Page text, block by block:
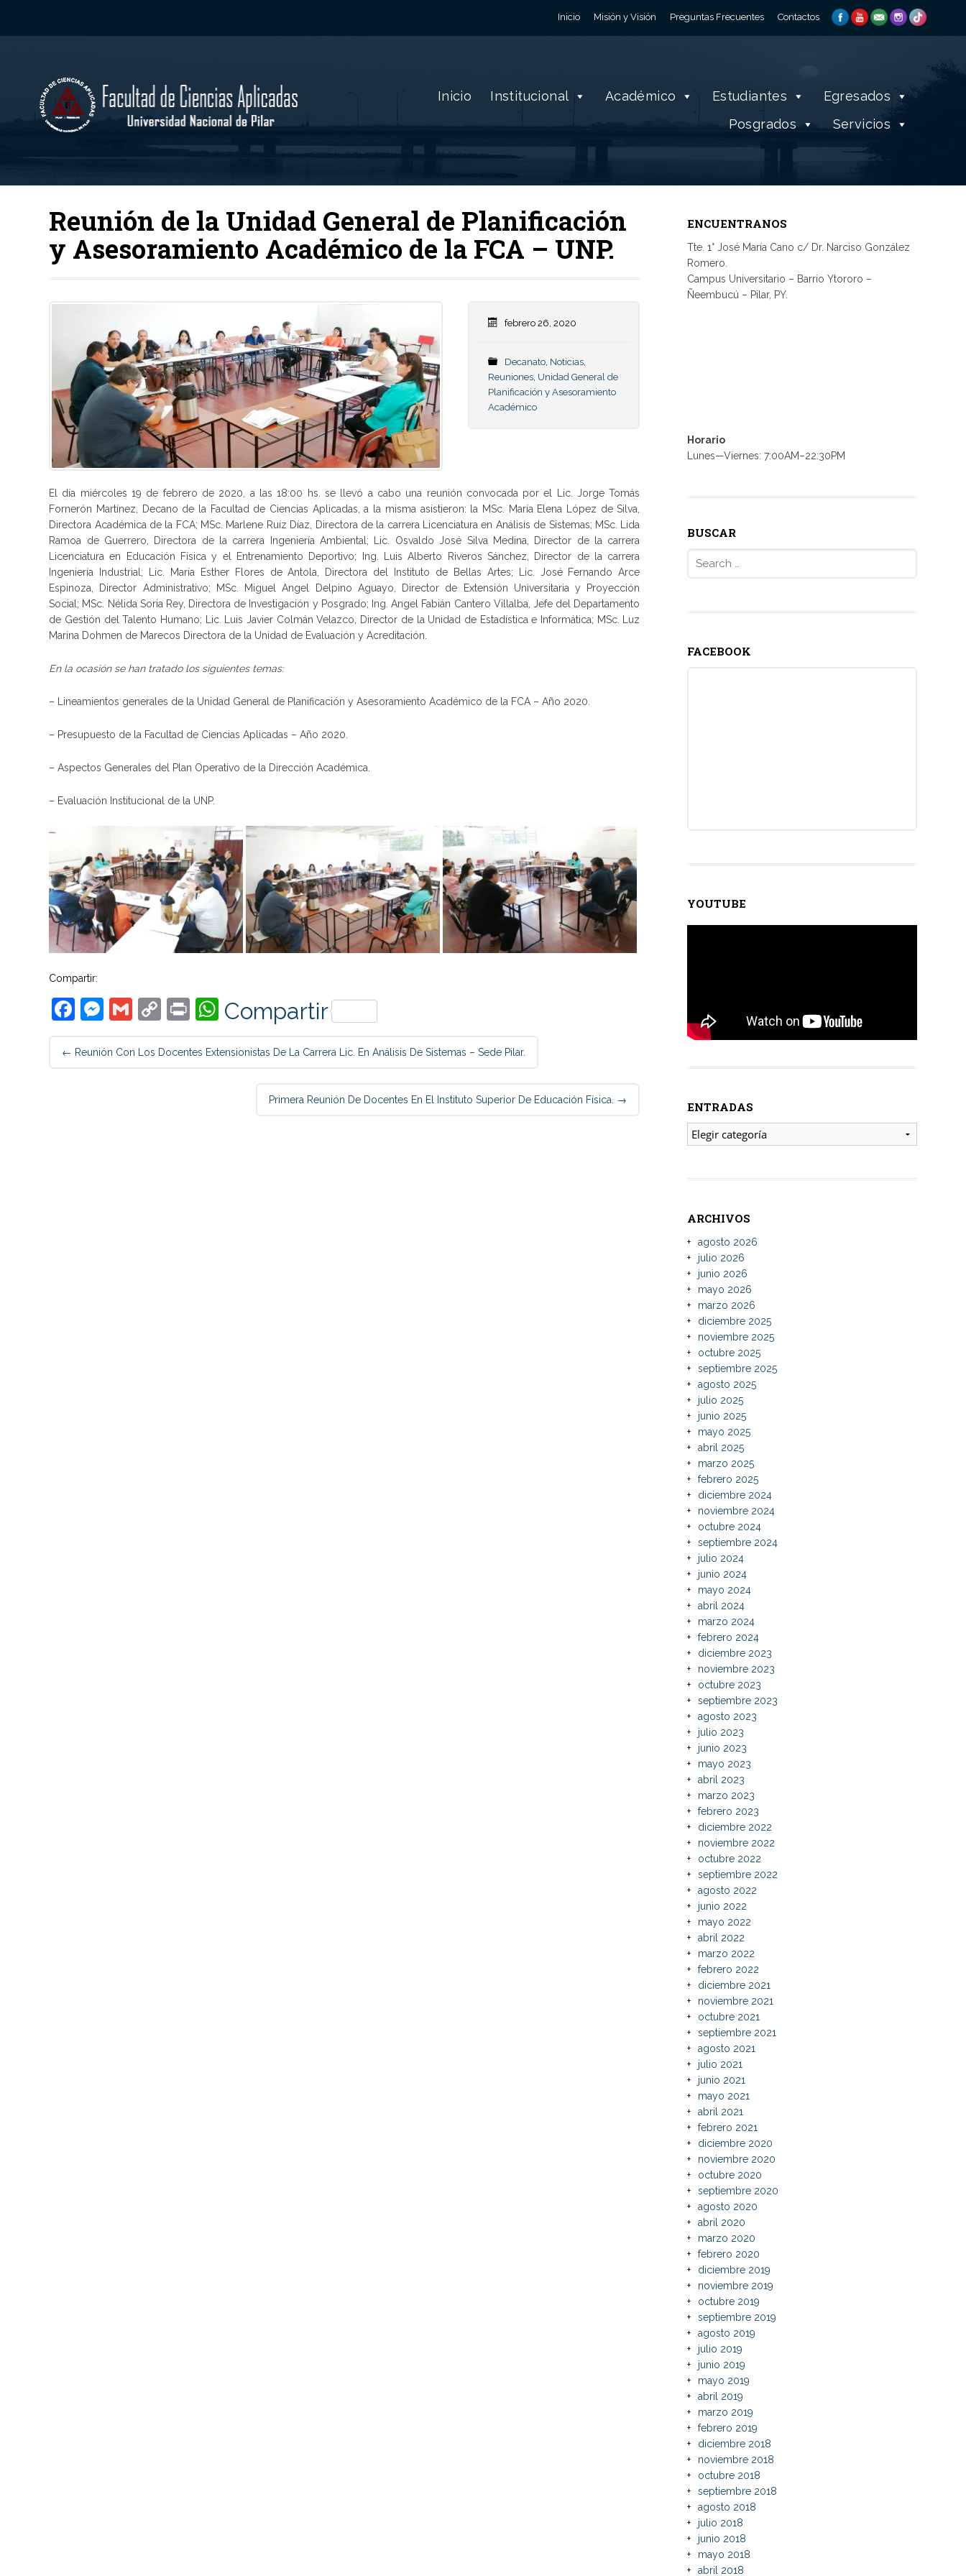
Inicio Misión y Visión Preguntas Frecuentes Contactos
Inicio Institucional Académico Estudiantes
Egresados
Posgrados
Servicios
Reunión de la Unidad General de Planificación
y Asesoramiento Académico de la FCA – UNP.
febrero 26, 2020
Decanato, Noticias,
Reuniones, Unidad General de
Planificación y Asesoramiento
Académico
El día miércoles 19 de febrero de 2020, a las 18:00 hs. se llevó a cabo una reunión convocada por el Lic. Jorge Tomás
Fornerón Martínez, Decano de la Facultad de Ciencias Aplicadas, a la misma asistieron: la MSc. María Elena López de Silva,
Directora Académica de la FCA; MSc. Marlene Ruíz Díaz, Directora de la carrera Licenciatura en Análisis de Sistemas; MSc. Lida
Ramoa de Guerrero, Directora de la carrera Ingeniería Ambiental; Lic. Osvaldo José Silva Medina, Director de la carrera
Licenciatura en Educación Física y el Entrenamiento Deportivo; Ing. Luis Alberto Riveros Sánchez, Director de la carrera
Ingeniería Industrial; Lic. María Esther Flores de Antola, Directora del Instituto de Bellas Artes; Lic. José Fernando Arce
Espinoza, Director Administrativo; MSc. Miguel Angel Delpino Aguayo, Director de Extensión Universitaria y Proyección
Social; MSc. Nélida Soria Rey, Directora de Investigación y Posgrado; Ing. Angel Fabián Cantero Villalba, Jefe del Departamento
de Gestión del Talento Humano; Lic. Luis Javier Colmán Velazco, Director de la Unidad de Estadística e Informática; MSc. Luz
Marina Dohmen de Marecos Directora de la Unidad de Evaluación y Acreditación.
En la ocasión se han tratado los siguientes temas:
– Lineamientos generales de la Unidad General de Planificación y Asesoramiento Académico de la FCA – Año 2020.
– Presupuesto de la Facultad de Ciencias Aplicadas – Año 2020.
– Aspectos Generales del Plan Operativo de la Dirección Académica.
– Evaluación Institucional de la UNP.
Compartir:
Facebook
Messenger
GmailCopyPrintWhatsApp
Compartir
Post
← Reunión Con Los Docentes Extensionistas De La Carrera Lic. En Análisis De Sistemas – Sede Pilar.
Primera Reunión De Docentes En El Instituto Superior De Educación Física. →
ENCUENTRANOS
Tte. 1° José María Cano c/ Dr. Narciso González
Romero.
Campus Universitario – Barrio Ytororo –
Ñeembucú – Pilar, PY.
Horario
Lunes—Viernes: 7:00AM–22:30PM
BUSCAR
FACEBOOK
YOUTUBE
ENTRADAS
ENTRADAS
ARCHIVOS
agosto 2026
julio 2026
junio 2026
mayo 2026
marzo 2026
diciembre 2025
noviembre 2025
octubre 2025
septiembre 2025
agosto 2025
julio 2025
junio 2025
mayo 2025
abril 2025
marzo 2025
febrero 2025
diciembre 2024
noviembre 2024
octubre 2024
septiembre 2024
julio 2024
junio 2024
mayo 2024
abril 2024
marzo 2024
febrero 2024
diciembre 2023
noviembre 2023
octubre 2023
septiembre 2023
agosto 2023
julio 2023
junio 2023
mayo 2023
abril 2023
marzo 2023
febrero 2023
diciembre 2022
noviembre 2022
octubre 2022
septiembre 2022
agosto 2022
junio 2022
mayo 2022
abril 2022
marzo 2022
febrero 2022
diciembre 2021
noviembre 2021
octubre 2021
septiembre 2021
agosto 2021
julio 2021
junio 2021
mayo 2021
abril 2021
febrero 2021
diciembre 2020
noviembre 2020
octubre 2020
septiembre 2020
agosto 2020
abril 2020
marzo 2020
febrero 2020
diciembre 2019
noviembre 2019
octubre 2019
septiembre 2019
agosto 2019
julio 2019
junio 2019
mayo 2019
abril 2019
marzo 2019
febrero 2019
diciembre 2018
noviembre 2018
octubre 2018
septiembre 2018
agosto 2018
julio 2018
junio 2018
mayo 2018
abril 2018